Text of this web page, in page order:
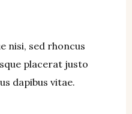
nisi, sed rhoncus
placerat justo
dapibus vitae.